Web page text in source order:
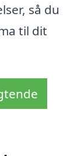
så du
til dit